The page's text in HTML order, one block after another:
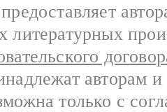
литературных
авторам
только с